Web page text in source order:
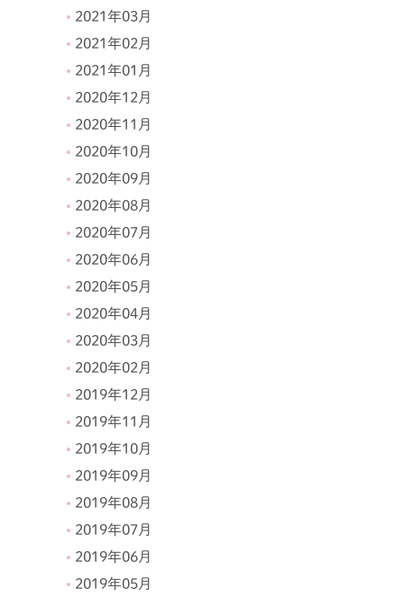
2021年03月
2021年02月
2021年01月
2020年12月
2020年11月
2020年10月
2020年09月
2020年08月
2020年07月
2020年06月
2020年05月
2020年04月
2020年03月
2020年02月
2019年12月
2019年11月
2019年10月
2019年09月
2019年08月
2019年07月
2019年06月
2019年05月